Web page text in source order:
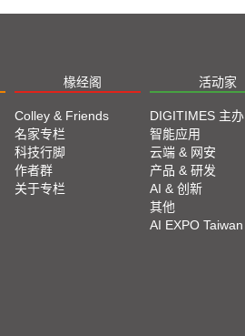
椽经阁 活动家
Colley & Friends
名家专栏
科技行脚
作者群
关于专栏
DIGITIMES 主办
智能应用
云端 & 网安
产品 & 研发
AI & 创新
其他
AI EXPO Taiwan